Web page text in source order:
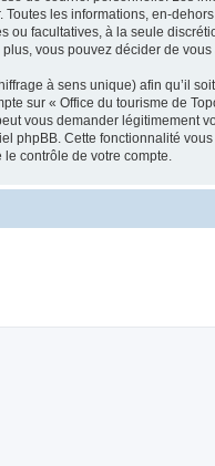
les informations, en-
ou facultatives, à la seule
vous pouvez décider de
à sens unique) afin qu’il
sur « Office du tourisme de
vous demander légitimement
phpBB. Cette fonctionnalité
contrôle de votre compte.